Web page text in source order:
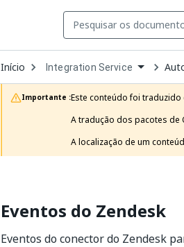
Início Open
Dropdown
to
choose
product
Integration Service
Importante :Este conteúdo foi
A tradução dos pacotes de
A localização de um
Eventos do Zendesk
Eventos do conector do Zendesk